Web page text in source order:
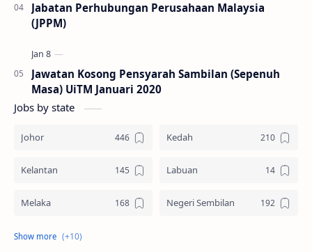
Jabatan Perhubungan Perusahaan Malaysia
(JPPM)
Jawatan Kosong Pensyarah Sambilan (Sepenuh
Masa) UiTM Januari 2020
Jobs by state
Johor Kedah
Kelantan Labuan
Melaka Negeri Sembilan
Pahang